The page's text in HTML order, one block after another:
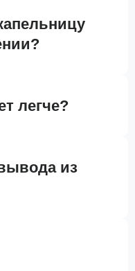
легче?
из